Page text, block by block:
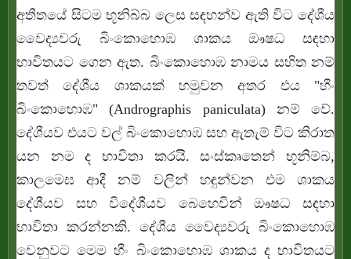
අතීතයේ සිටම භූනිබ්බ ලෙස සඳහන්ව ඇති විට දේශීය
වෛද්‍යවරු බිංකොහොඹ ශාකය ඖෂධ සඳහා
භාවිතයට ගෙන ඇත. බිංකොහොඹ නාමය සහිත නම්
තවත් දේශීය ශාකයක් හමුවන අතර එය "හීං
බිංකොහොඹ" (Andrographis paniculata)නම් වේ.
දේශීයව එයට වල් බිංකොහොඹ සහ ඇතැම් විට කිරාත
යන නම ද භාවිතා කරයි. සංස්කෘතෙන් භූනිම්බ,
කාලමෙඝ ආදී නම් වලින් හඳුන්වන එම ශාකය
දේශීයව සහ විදේශීයව බෙහෙවින් ඖෂධ සඳහා
භාවිතා කරන්නකි. දේශීය වෛද්‍යවරු බිංකොහොඹ
වෙනුවට මෙම හීං බිංකොහොඹ ශාකය ද භාවිතයට